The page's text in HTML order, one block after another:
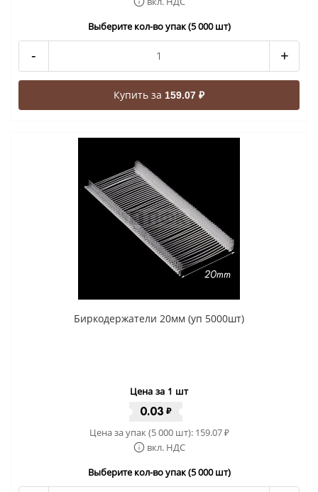
Выберите кол-во упак (5 000 шт)
- +
Купить за 159.07 ₽
Биркодержатели 20мм (уп 5000шт)
Цена за 1 шт
0.03 ₽
Цена за упак (5 000 шт): 159.07₽
вкл. НДС
Выберите кол-во упак (5 000 шт)